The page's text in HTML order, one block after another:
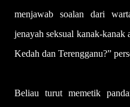
menjawab soalan dari
jenayah seksual kanak-
Kedah dan Terengganu?”
Beliau turut memetik